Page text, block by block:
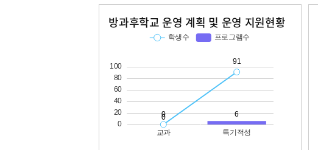
방과후학교 운영 계획 및 운영 지원현황